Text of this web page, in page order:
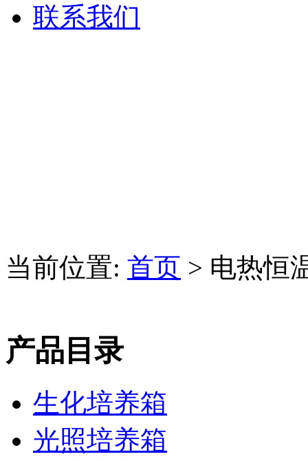
联系我们
当前位置: 首页 > 电热恒
产品目录
生化培养箱
光照培养箱